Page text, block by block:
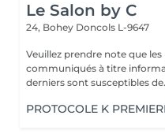
Le Salon by C
24, Bohey Doncols L-9647
Veuillez prendre note que
communiqués à titre
derniers sont susceptibles
PROTOCOLE K